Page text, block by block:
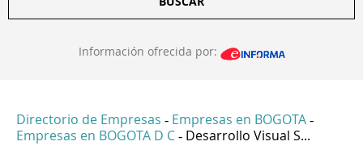
Información ofrecida por:
Directorio de Empresas - Empresas en BOGOTA -
Empresas en BOGOTA D C - Desarrollo Visual S...